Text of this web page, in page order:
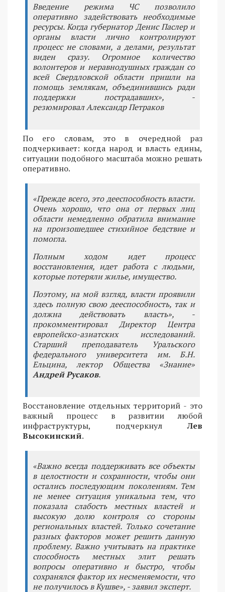
Введение режима ЧС позволило
оперативно задействовать необходимые
ресурсы. Когда губернатор Денис Паслер и
органы власти лично контролируют
процесс не словами, а делами, результат
виден сразу. Огромное количество
волонтеров и неравнодушных граждан со
всей Свердловской области пришли на
помощь землякам, объединившись ради
поддержки пострадавших», -
резюмировал Александр Петраков
По его словам, это в очередной раз
подчеркивает: когда народ и власть едины,
ситуации подобного масштаба можно решать
оперативно.
«Прежде всего, это дееспособность власти.
Очень хорошо, что она от первых лиц
области немедленно обратила внимание
на произошедшее стихийное бедствие и
помогла.
Полным ходом идет процесс
восстановления, идет работа с людьми,
которые потеряли жилье, имущество.
Поэтому, на мой взгляд, власти проявили
здесь полную свою дееспособность, так и
должна действовать власть», -
прокомментировал Директор Центра
европейско-азиатских исследований.
Старший преподаватель Уральского
федерального университета им. Б.Н.
Ельцина, лектор Общества «Знание»
Андрей Русаков.
Восстановление отдельных территорий - это
важный процесс в развитии любой
инфраструктуры, подчеркнулЛев
Высокинский.
«Важно всегда поддерживать все объекты
в целостности и сохранности, чтобы они
остались последующим поколениям. Тем
не менее ситуация уникальна тем, что
показала слабость местных властей и
высокую долю контроля со стороны
региональных властей. Только сочетание
разных факторов может решить данную
проблему. Важно учитывать на практике
способность местных элит решать
вопросы оперативно и быстро, чтобы
сохранялся фактор их несменяемости, что
не получилось в Кушве», - заявил эксперт.